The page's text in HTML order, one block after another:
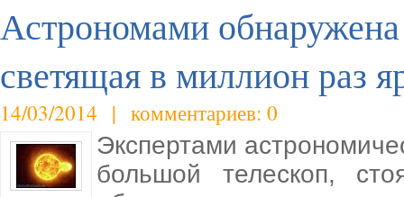
Астрономами обнаружена
светящая в миллион раз
14/03/2014 | комментариев: 0
Экспертами
большой телескоп,